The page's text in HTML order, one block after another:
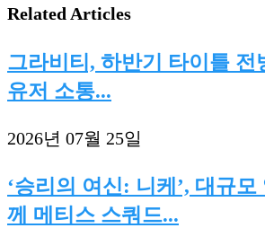
Related Articles
그라비티, 하반기 타이틀 전
유저 소통...
2026년 07월 25일
‘승리의 여신: 니케’, 대규
께 메티스 스쿼드...